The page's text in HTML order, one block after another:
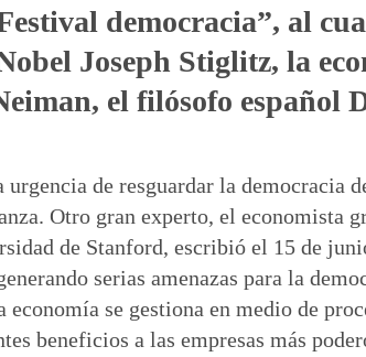
democracia”, al
Joseph Stiglitz, la
el filósofo español
de resguardar la democracia
Otro gran experto, el economista
de Stanford, escribió el 15 de
serias amenazas para la
se gestiona en medio de
beneficios a las empresas más